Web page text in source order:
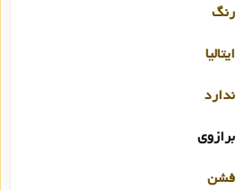
رنگ
ایتالیا
ندارد
برازوی
فشن